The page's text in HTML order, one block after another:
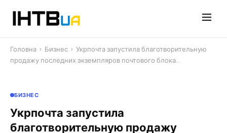
Головна › Бизнес › Укрпочта запустила благотворительную
продажу последних экземпляров почтового блока…
БИЗНЕС
Укрпочта запустила
благотворительную продажу